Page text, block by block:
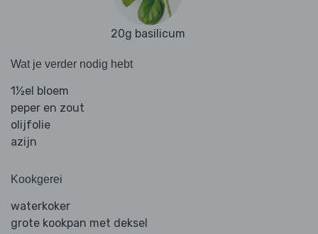
20g basilicum
Wat je verder nodig hebt
1½el bloem
peper en zout
olijfolie
azijn
Kookgerei
waterkoker
grote kookpan met deksel